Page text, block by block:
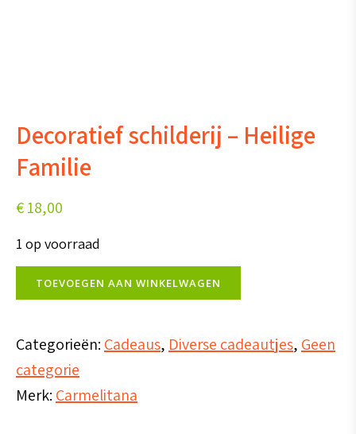
Decoratief schilderij – Heilige
Familie
€18,00
1 op voorraad
Decoratief
schilderij
Heilige
Familie
aantal
TOEVOEGEN AAN WINKELWAGEN
Categorieën: Cadeaus, Diverse cadeautjes, Geen
categorie
Merk: Carmelitana